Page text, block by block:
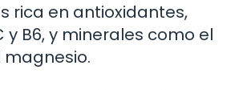
rica en antioxidantes,
y B6, y minerales como el
magnesio.